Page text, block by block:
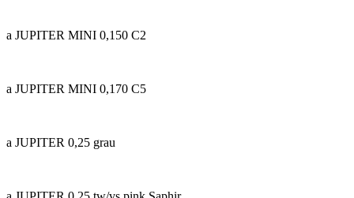
a JUPITER MINI 0,150 C2
a JUPITER MINI 0,170 C5
a JUPITER 0,25 grau